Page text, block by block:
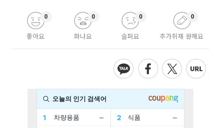
좋아요
0
화나요
0
슬퍼요
0
추가취재 원해요
0